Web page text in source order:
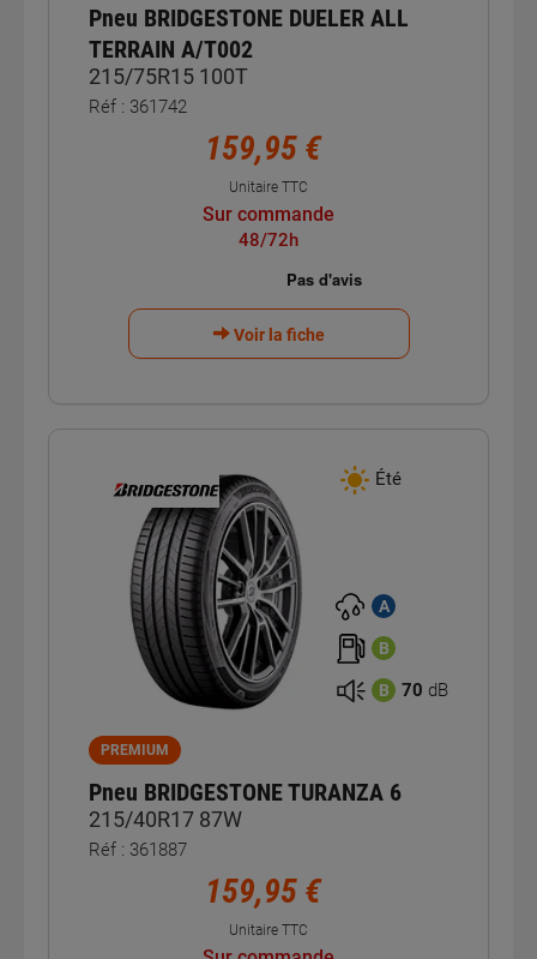
Pneu BRIDGESTONE DUELER ALL
TERRAIN A/T002
215/75R15 100T
Réf : 361742
159,95 €
Unitaire TTC
Sur commande
48/72h
Voir la fiche
Été
A
B
B 70 dB
PREMIUM
Pneu BRIDGESTONE TURANZA 6
215/40R17 87W
Réf : 361887
159,95 €
Unitaire TTC